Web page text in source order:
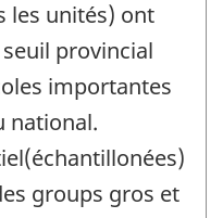
les unités) ont
provincial
importantes
national.
groups gros et